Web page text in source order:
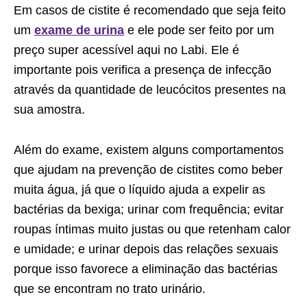
Em casos de cistite é recomendado que seja feito
um exame de urina e ele pode ser feito por um
preço super acessível aqui no Labi. Ele é
importante pois verifica a presença de infecção
através da quantidade de leucócitos presentes na
sua amostra.
Além do exame, existem alguns comportamentos
que ajudam na prevenção de cistites como beber
muita água, já que o líquido ajuda a expelir as
bactérias da bexiga; urinar com frequência; evitar
roupas íntimas muito justas ou que retenham calor
e umidade; e urinar depois das relações sexuais
porque isso favorece a eliminação das bactérias
que se encontram no trato urinário.